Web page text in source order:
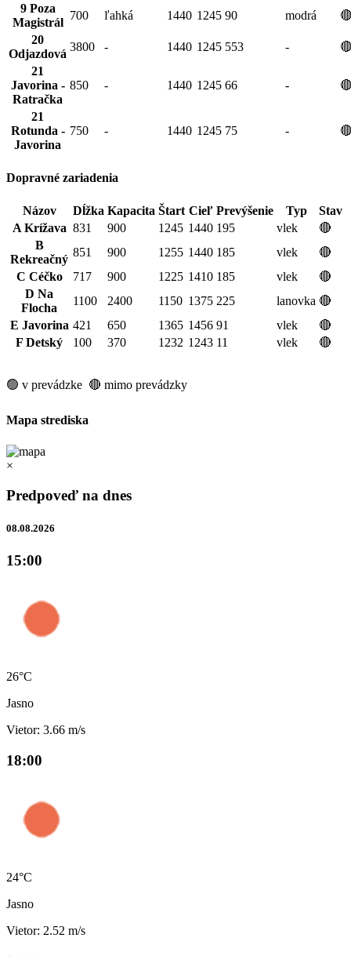
9 Poza
Magistrál
700 ľahká 1440 1245 90 modrá
20
Odjazdová
3800 - 1440 1245 553 -
21
Javorina -
Ratračka
850 - 1440 1245 66 -
21
Rotunda -
Javorina
750 - 1440 1245 75 -
Dopravné zariadenia
Názov Dĺžka Kapacita Štart Cieľ Prevýšenie Typ
Stav
A Krížava 831 900 1245 1440 195 vlek
🔴
B
Rekreačný
851 900 1255 1440 185 vlek
🔴
C Céčko
717 900 1225 1410 185 vlek
🔴
D Na
Flocha
1100 2400 1150 1375 225 lanovka 🔴
E Javorina 421 650 1365 1456 91 vlek
🔴
F Detský
100 370 1232 1243 11 vlek 🔴
🟢 v prevádzke 🔴 mimo prevádzky
Mapa strediska
×
Predpoveď na dnes
08.08.2026
15:00
26°C
Jasno
Vietor: 3.66 m/s
18:00
24°C
Jasno
Vietor: 2.52 m/s